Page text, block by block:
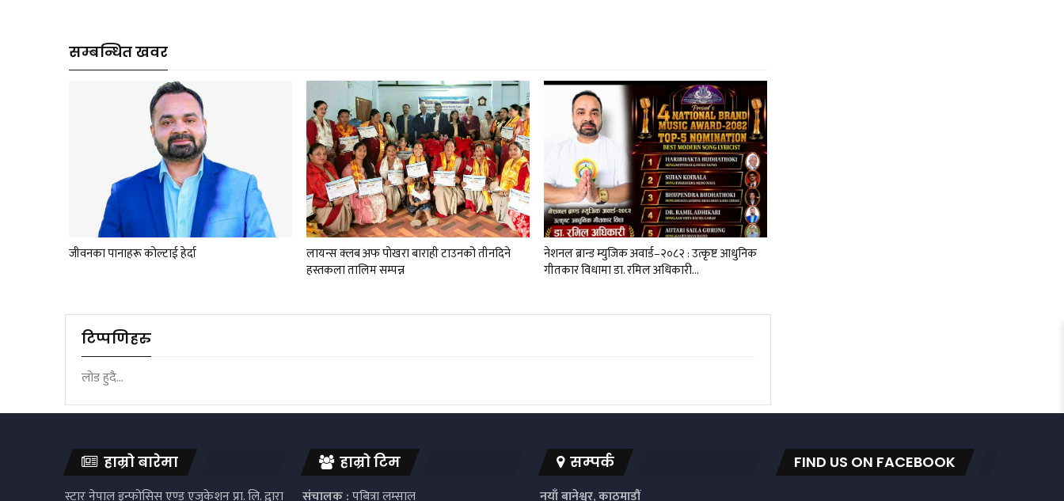
सम्बन्धित खवर
जीवनका पानाहरू कोल्टाई हेर्दा
लायन्स क्लब अफ पोखरा बाराही टाउनको तीनदिने
हस्तकला तालिम सम्पन्न
नेशनल ब्रान्ड म्युजिक अवार्ड–२०८२ : उत्कृष्ट आधुनिक
गीतकार विधामा डा. रमिल अधिकारी…
टिप्पणिहरु
लोड हुदै...
हाम्रो बारेमा
स्टार नेपाल इन्फोसिस एण्ड एजुकेशन प्रा. लि. द्वारा
हाम्रो टिम
संचालक :पबित्रा लम्साल
सम्पर्क
नयाँ बानेश्वर, काठमाडौं
FIND US ON FACEBOOK